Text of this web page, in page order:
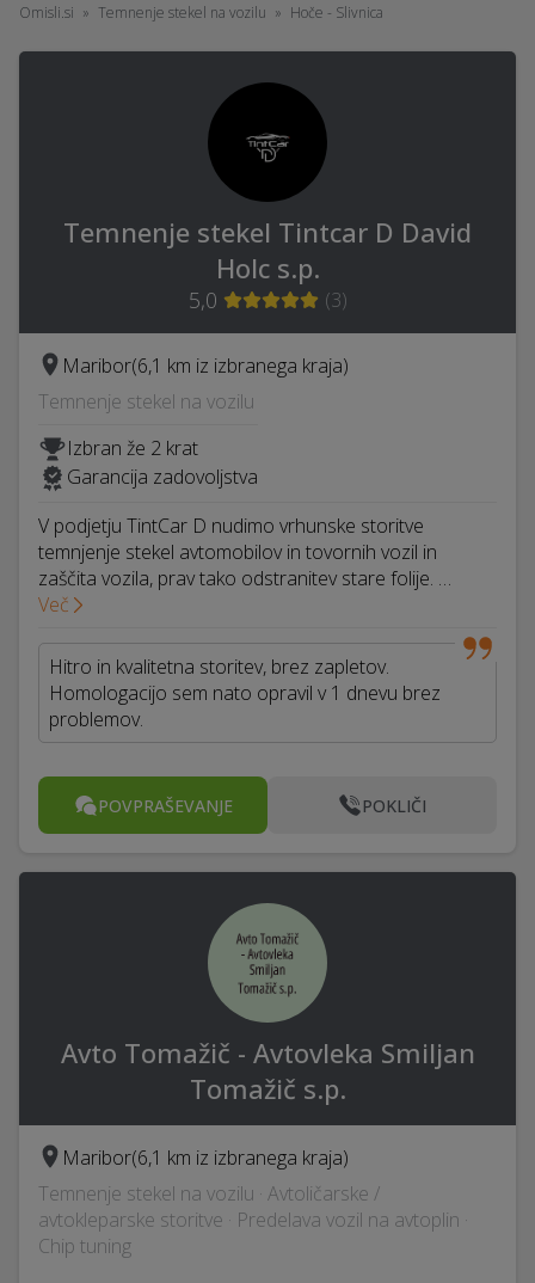
Omisli.si Temnenje stekel na vozilu Hoče - Slivnica
Temnenje stekel Tintcar D David
Holc s.p.
5,0 (3)
Maribor(6,1 km iz izbranega kraja)
Temnenje stekel na vozilu
Izbran že 2 krat
Garancija zadovoljstva
V podjetju TintCar D nudimo vrhunske storitve
temnjenje stekel avtomobilov in tovornih vozil in
zaščita vozila, prav tako odstranitev stare folije. …
Več
Hitro in kvalitetna storitev, brez zapletov.
Homologacijo sem nato opravil v 1 dnevu brez
problemov.
POVPRAŠEVANJE POKLIČI
Avto Tomažič - Avtovleka Smiljan
Tomažič s.p.
Maribor(6,1 km iz izbranega kraja)
Temnenje stekel na vozilu · Avtoličarske /
avtokleparske storitve · Predelava vozil na avtoplin ·
Chip tuning